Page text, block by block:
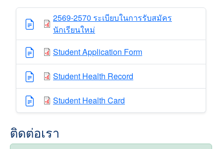
2569-2570 ระเบียบในการรับสมัคร
นักเรียนใหม่
Student Application Form
Student Health Record
Student Health Card
ติดต่อเรา